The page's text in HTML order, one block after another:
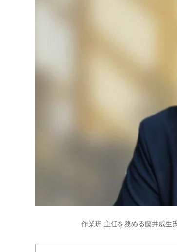
作業班 主任を務める藤井威生